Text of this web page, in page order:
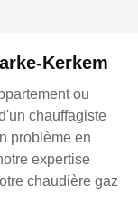
Kerkem
ou
chauffagiste
problème en
expertise
chaudière gaz